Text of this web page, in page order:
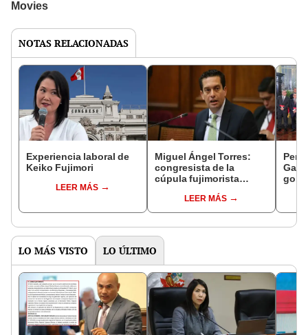
NOTAS RELACIONADAS
Experiencia laboral de
Keiko Fujimori
LEER MÁS
Miguel Ángel Torres:
congresista de la
cúpula fujimorista
del SenadoLEER MÁS
LO MÁS VISTO LO ÚLTIMO